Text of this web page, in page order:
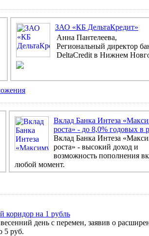
ЗАО «КБ ДельтаКредит»
Анна Пантелеева,
Региональный директор
DeltaCredit в Нижнем
Вклад Банка Интеза
роста» - до 8,0% годовых в
Вклад Банка Интеза
роста» - высокий доход и
возможность пополнения
любой момент.
коридор на 1 рубль
день с перемен, заявив о
5 руб.